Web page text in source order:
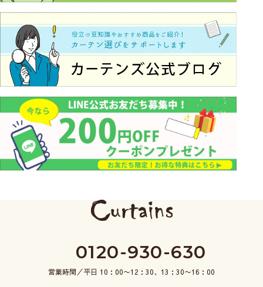
0120-930-630
営業時間／平日 10：00〜12：30、13：30〜16：00